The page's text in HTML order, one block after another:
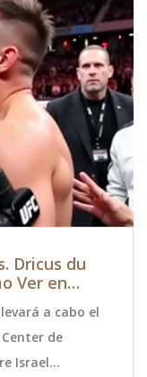
Dricus du
Ver en
a cabo el
de
Israel